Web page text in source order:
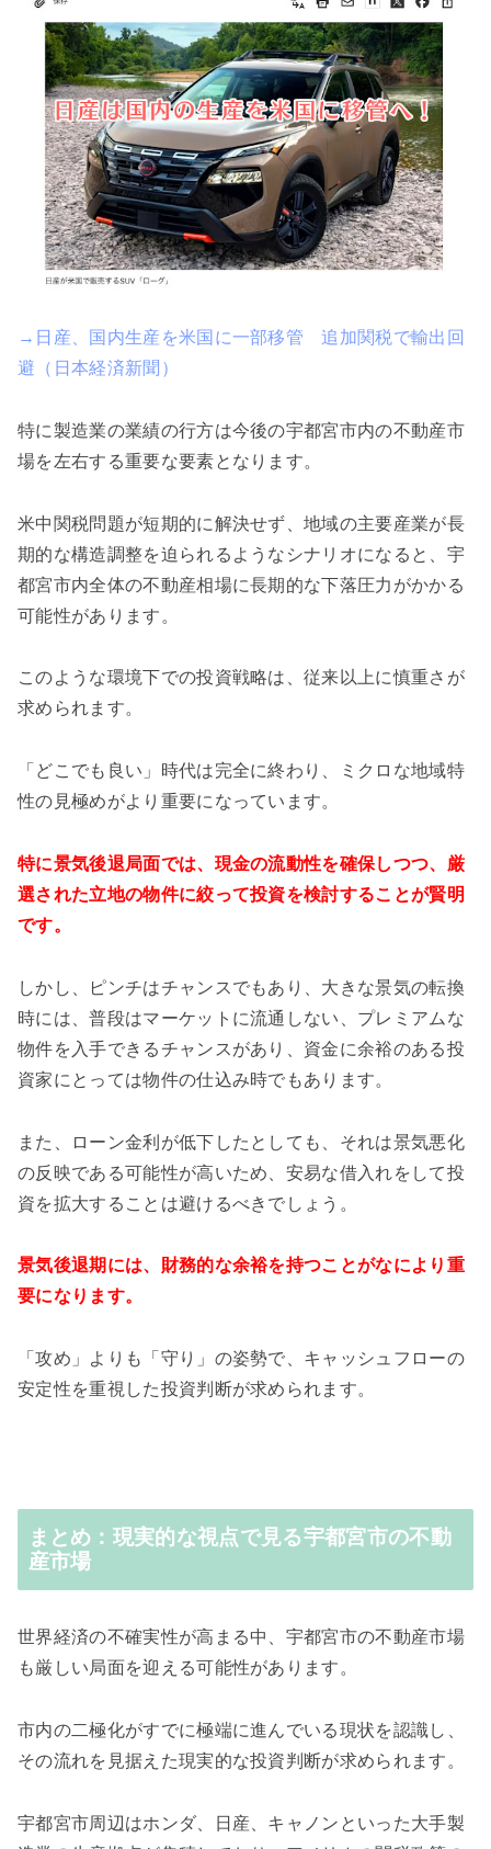
→日産、国内生産を米国に一部移管 追加関税で輸出回
避（日本経済新聞）
特に製造業の業績の行方は今後の宇都宮市内の不動産市
場を左右する重要な要素となります。
米中関税問題が短期的に解決せず、地域の主要産業が長
期的な構造調整を迫られるようなシナリオになると、宇
都宮市内全体の不動産相場に長期的な下落圧力がかかる
可能性があります。
このような環境下での投資戦略は、従来以上に慎重さが
求められます。
「どこでも良い」時代は完全に終わり、ミクロな地域特
性の見極めがより重要になっています。
特に景気後退局面では、現金の流動性を確保しつつ、厳
選された立地の物件に絞って投資を検討することが賢明
です。
しかし、ピンチはチャンスでもあり、大きな景気の転換
時には、普段はマーケットに流通しない、プレミアムな
物件を入手できるチャンスがあり、資金に余裕のある投
資家にとっては物件の仕込み時でもあります。
また、ローン金利が低下したとしても、それは景気悪化
の反映である可能性が高いため、安易な借入れをして投
資を拡大することは避けるべきでしょう。
景気後退期には、財務的な余裕を持つことがなにより重
要になります。
「攻め」よりも「守り」の姿勢で、キャッシュフローの
安定性を重視した投資判断が求められます。
まとめ：現実的な視点で見る宇都宮市の不動
産市場
世界経済の不確実性が高まる中、宇都宮市の不動産市場
も厳しい局面を迎える可能性があります。
市内の二極化がすでに極端に進んでいる現状を認識し、
その流れを見据えた現実的な投資判断が求められます。
宇都宮市周辺はホンダ、日産、キャノンといった大手製